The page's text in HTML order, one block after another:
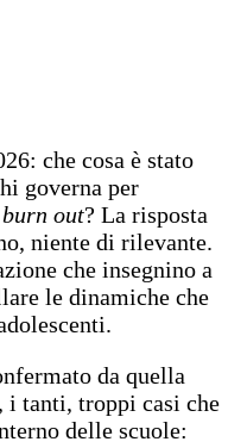
che cosa è stato
governa per
burn out? La risposta
niente di rilevante.
che insegnino a
le dinamiche che
da quella
, i tanti, troppi casi che
delle scuole: